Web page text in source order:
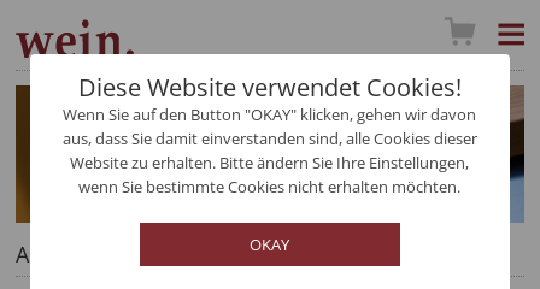
Diese Website verwendet Cookies!
Wenn Sie auf den Button "OKAY" klicken, gehen wir davon
aus, dass Sie damit einverstanden sind, alle Cookies dieser
Website zu erhalten. Bitte ändern Sie Ihre Einstellungen,
wenn Sie bestimmte Cookies nicht erhalten möchten.
AGB